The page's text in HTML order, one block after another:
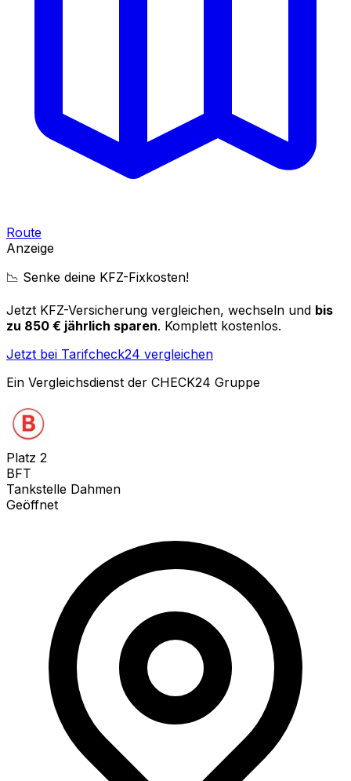
Route
Anzeige
📉 Senke deine KFZ-Fixkosten!
Jetzt KFZ-Versicherung vergleichen, wechseln und bis
zu 850 € jährlich sparen. Komplett kostenlos.
Jetzt bei Tarifcheck24 vergleichen
Ein Vergleichsdienst der CHECK24 Gruppe
Platz 2
BFT
Tankstelle Dahmen
Geöffnet